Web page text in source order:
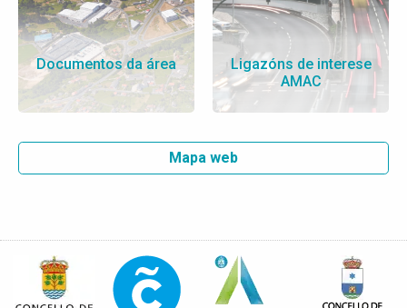
Documentos da área
Ligazóns de interese
AMAC
Mapa web